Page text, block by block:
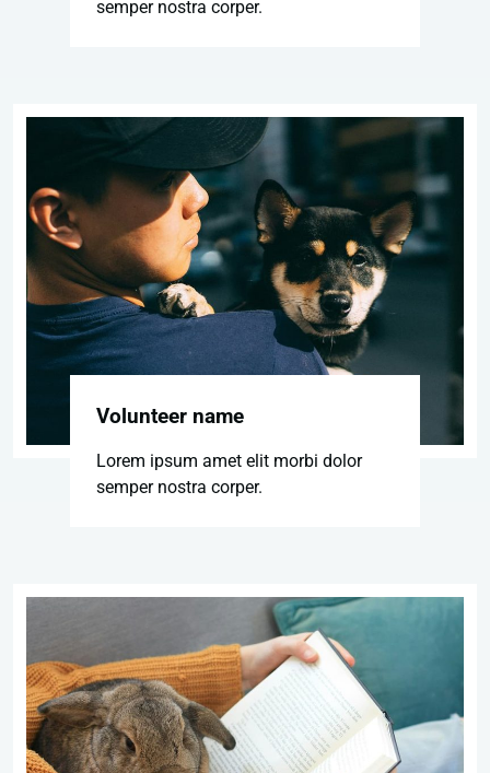
semper nostra corper.
Volunteer name
Lorem ipsum amet elit morbi dolor
semper nostra corper.